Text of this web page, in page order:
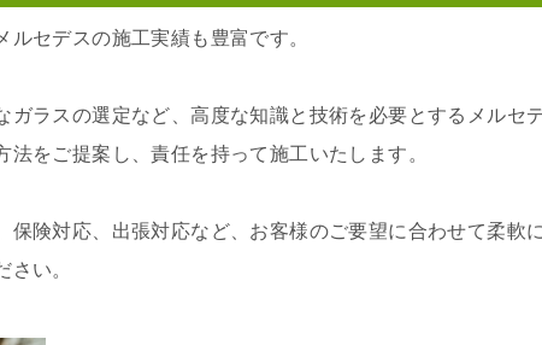
セデスの施工実績も豊富です。
ガラスの選定など、高度な知識と技術を必要とするメルセ
をご提案し、責任を持って施工いたします。
保険対応、出張対応など、お客様のご要望に合わせて柔軟
さい。